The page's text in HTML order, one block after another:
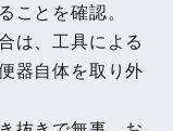
ことを確認。
は、工具による
器自体を取り外